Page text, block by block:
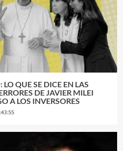
QUE SE DICE EN LAS
DE JAVIER MILEI
A LOS INVERSORES